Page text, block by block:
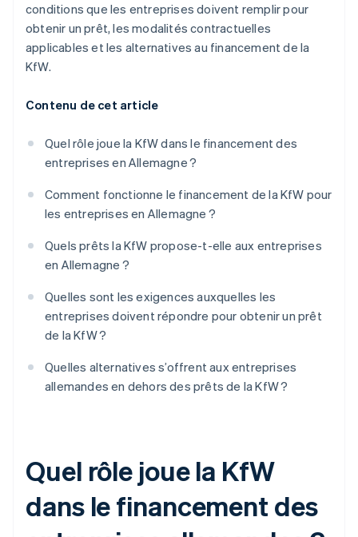
conditions que les entreprises doivent remplir pour
obtenir un prêt, les modalités contractuelles
applicables et les alternatives au financement de la
KfW.
Contenu de cet article
Quel rôle joue la KfW dans le financement des
entreprises en Allemagne ?
Comment fonctionne le financement de la KfW pour
les entreprises en Allemagne ?
Quels prêts la KfW propose-t-elle aux entreprises
en Allemagne ?
Quelles sont les exigences auxquelles les
entreprises doivent répondre pour obtenir un prêt
de la KfW ?
Quelles alternatives s’offrent aux entreprises
allemandes en dehors des prêts de la KfW ?
Quel rôle joue la KfW
dans le financement des